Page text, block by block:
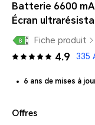
Batterie 6600
Écran
Fiche produit
4.9 335
6 ans de mises à
Offres